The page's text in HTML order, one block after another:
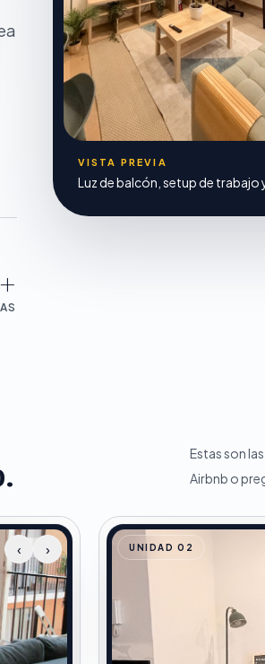
VISTA PREVIA
Luz de balcón, setup de
Estas son
Airbnb o
‹ › UNIDAD 02